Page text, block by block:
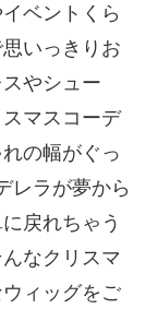
ベントくら
いっきりお
やシュー
マスコーデ
の幅がぐっ
レラが夢から
戻れちゃう
なクリスマ
ィッグをご